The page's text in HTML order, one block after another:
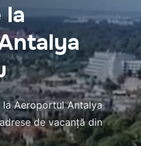
la
Aeroportul Antalya
de vacanță din